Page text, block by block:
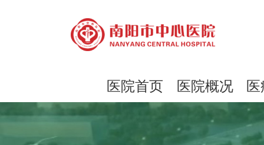
医院首页 医院概况